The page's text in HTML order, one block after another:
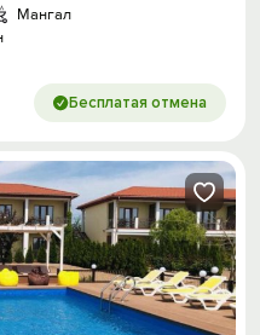
Мангал
Бесплатая отмена